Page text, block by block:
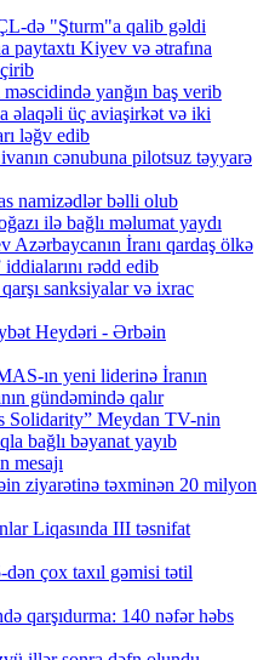
də "Şturm"a qalib gəldi
paytaxtı Kiyev və ətrafına
məscidində yanğın baş verib
əlaqəli üç aviaşirkət və iki
ləğv edib
cənubuna pilotsuz təyyarə
namizədlər bəlli olub
ilə bağlı məlumat yaydı
Azərbaycanın İranı qardaş ölkə
rədd edib
sanksiyalar və ixrac
Heydəri - Ərbəin
ın yeni liderinə İranın
gündəmində qalır
Solidarity” Meydan TV-nin
bağlı bəyanat yayıb
mesajı
ziyarətinə təxminən 20 milyon
Liqasında III təsnifat
çox taxıl gəmisi tətil
qarşıdurma: 140 nəfər həbs